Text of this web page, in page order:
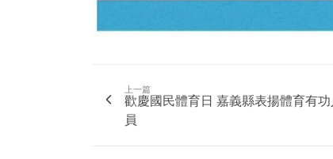
上一篇
歡慶國民體育日 嘉義縣表揚體育有功
員